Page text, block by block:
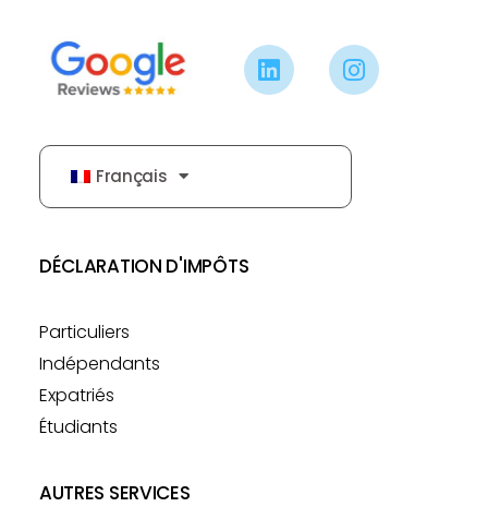
Français
DÉCLARATION D'IMPÔTS
Particuliers
Indépendants
Expatriés
Étudiants
AUTRES SERVICES